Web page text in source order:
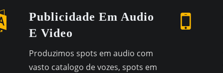
Publicidade Em Audio
E Video
Produzimos spots em audio com
vasto catalogo de vozes, spots em